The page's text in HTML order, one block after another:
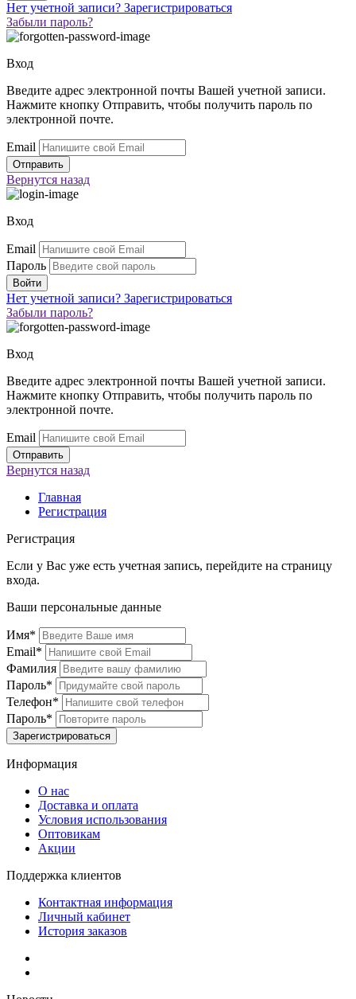
Нет учетной записи? Зарегистрироваться
Забыли пароль?
Вход
Введите адрес электронной почты Вашей учетной записи.
Нажмите кнопку Отправить, чтобы получить пароль по
электронной почте.
Email
Вернутся назад
Вход
Email
Пароль
Нет учетной записи? Зарегистрироваться
Забыли пароль?
Вход
Введите адрес электронной почты Вашей учетной записи.
Нажмите кнопку Отправить, чтобы получить пароль по
электронной почте.
Email
Вернутся назад
Главная
Регистрация
Регистрация
Если у Вас уже есть учетная запись, перейдите на страницу
входа.
Ваши персональные данные
Имя*
Email*
Фамилия
Пароль*
Телефон*
Пароль*
Информация
О нас
Доставка и оплата
Условия использования
Оптовикам
Акции
Поддержка клиентов
Контактная информация
Личный кабинет
История заказов